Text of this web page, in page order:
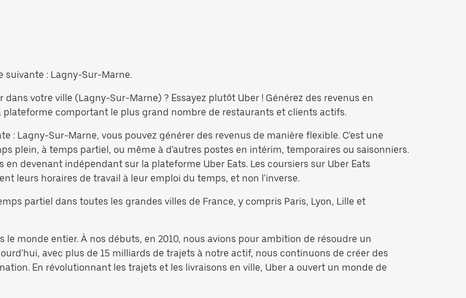
suivante : Lagny-Sur-Marne.
votre ville (Lagny-Sur-Marne) ? Essayez plutôt Uber ! Générez des revenus en
comportant le plus grand nombre de restaurants et clients actifs.
: Lagny-Sur-Marne, vous pouvez générer des revenus de manière flexible. C'est une
plein, à temps partiel, ou même à d'autres postes en intérim, temporaires ou saisonniers.
devenant indépendant sur la plateforme Uber Eats. Les coursiers sur Uber Eats
leurs horaires de travail à leur emploi du temps, et non l'inverse.
partiel dans toutes les grandes villes de France, y compris Paris, Lyon, Lille et
monde entier. À nos débuts, en 2010, nous avions pour ambition de résoudre un
avec plus de 15 milliards de trajets à notre actif, nous continuons de créer des
En révolutionnant les trajets et les livraisons en ville, Uber a ouvert un monde de